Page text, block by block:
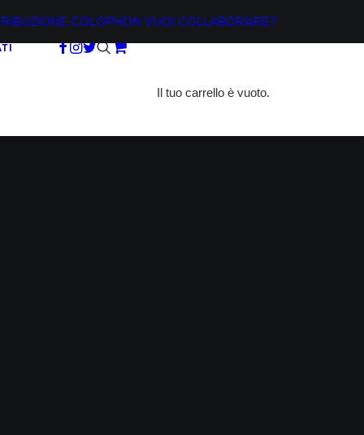
COLOPHON VUOI COLLABORARE?
Il tuo carrello è vuoto.